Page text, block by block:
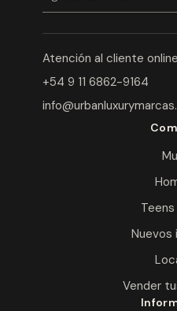
Nuevos
Vender
Atención al cliente online
+54 9 11 6862-9164